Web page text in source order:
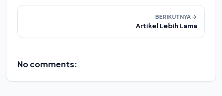
BERIKUTNYA →
Artikel Lebih Lama
No comments: